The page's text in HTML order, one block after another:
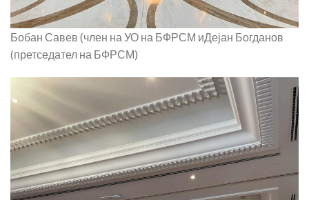
Бобан Савев (член на УО на БФРСМ иДејан Богданов
(претседател на БФРСМ)